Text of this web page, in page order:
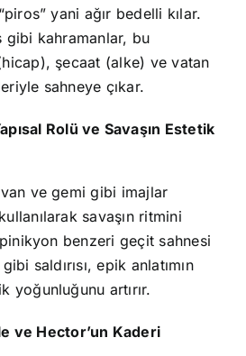
yani ağır bedelli kılar.
gibi kahramanlar, bu
şecaat (alke) ve vatan
sahneye çıkar.
Rolü ve Savaşın Estetik
ve gemi gibi imajlar
savaşın ritmini
benzeri geçit sahnesi
saldırısı, epik anlatımın
yoğunluğunu artırır.
ve Hector’un Kaderi